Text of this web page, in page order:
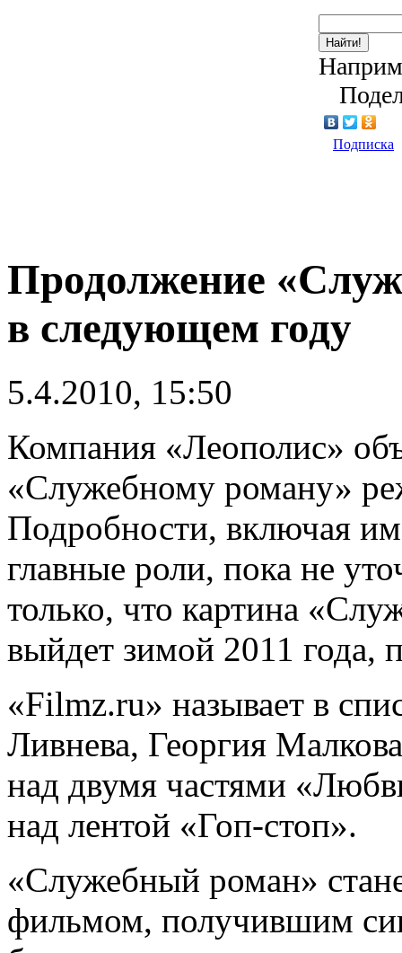
Найти!
Подписка
Продолжение
в следующем году
5.4.2010, 15:50
Компания «Леополис»
«Служебному роману»
Подробности, включая
главные роли, пока не
только, что картина
выйдет зимой 2011 года,
«Filmz.ru» называет в
Ливнева, Георгия
над двумя частями
над лентой «Гоп-стоп».
«Служебный роман»
фильмом, получившим